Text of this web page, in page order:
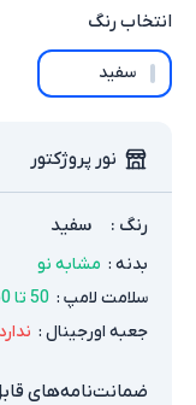
انتخابرنگ
سفید
نور پروژکتور
رنگ : سفید
بدنه : مشابه نو
سلامت لامپ : 50 تا 60 %
جعبه اورجینال : ندارد
ضمانت‌نامه‌های